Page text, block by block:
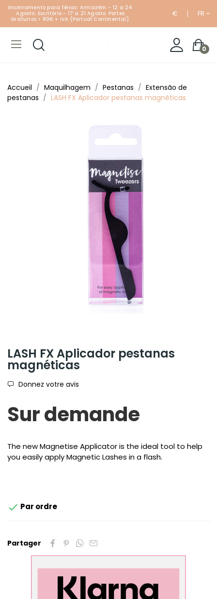
Encerramento para férias: Armazém - 12 a 24
Agosto; Escritório - 17 a 21 Agosto. Portes
Gratuitos > 80€ + IVA (Portual Continental).
€ FR
0
Accueil Maquilhagem Pestanas
Extensão de
pestanas
LASH FX Aplicador pestanas magnéticas
LASH FX Aplicador pestanas
magnéticas
Donnez votre avis
Sur demande
The new Magnetise Applicator is the ideal tool to help
you easily apply Magnetic Lashes in a flash.
 Par ordre
Partager